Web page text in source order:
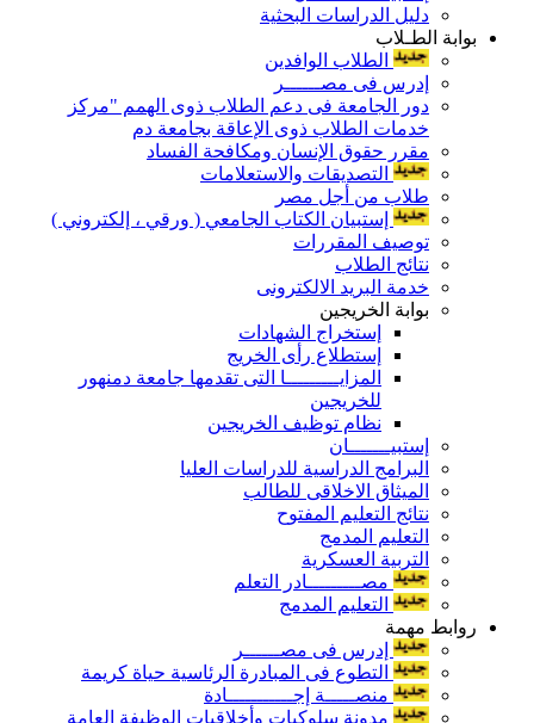
دليل الدراسات البحثية
بوابة الطـلاب
الطلاب الوافدين
إدرس فى مصــــــر
دور الجامعة فى دعم الطلاب ذوى الهمم "مركز
خدمات الطلاب ذوى الإعاقة بجامعة دم
مقرر حقوق الإنسان ومكافحة الفساد
التصديقات والاستعلامات
طلاب من أجل مصر
إستبيان الكتاب الجامعي ( ورقي ، إلكتروني )
توصيف المقررات
نتائج الطلاب
خدمة البريد الالكترونى
بوابة الخريجين
إستخراج الشهادات
إستطلاع رأى الخريج
المزايـــــــــا التى تقدمها جامعة دمنهور
للخريجين
نظام توظيف الخريجين
إستبيـــــــان
البرامج الدراسية للدراسات العليا
الميثاق الاخلاقى للطالب
نتائج التعليم المفتوح
التعليم المدمج
التربية العسكرية
مصـــــــــادر التعلم
التعليم المدمج
روابط مهمة
إدرس فى مصــــــر
التطوع فى المبادرة الرئاسية حياة كريمة
منصـــــة إجـــــــــــادة
مدونة سلوكيات وأخلاقيات الوظيفة العامة